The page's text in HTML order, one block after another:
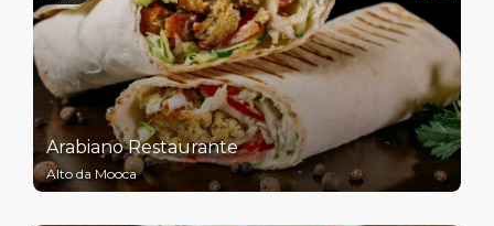
Arabiano Restaurante
Alto da Mooca